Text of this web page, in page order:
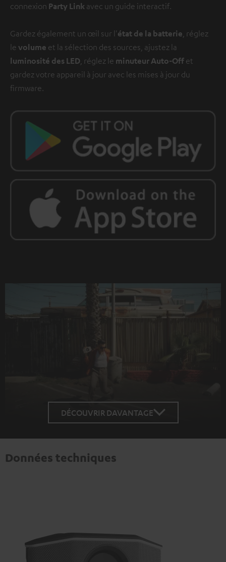
connexion Party Link avec un guide interactif.
Gardez également un œil sur l'état de la batterie , réglez
le volume et la sélection des sources, ajustez la
luminosité des LED , réglez le minuteur Auto-Off et
gardez votre appareil à jour avec les mises à jour du
firmware.
DÉCOUVRIR DAVANTAGE
Données techniques